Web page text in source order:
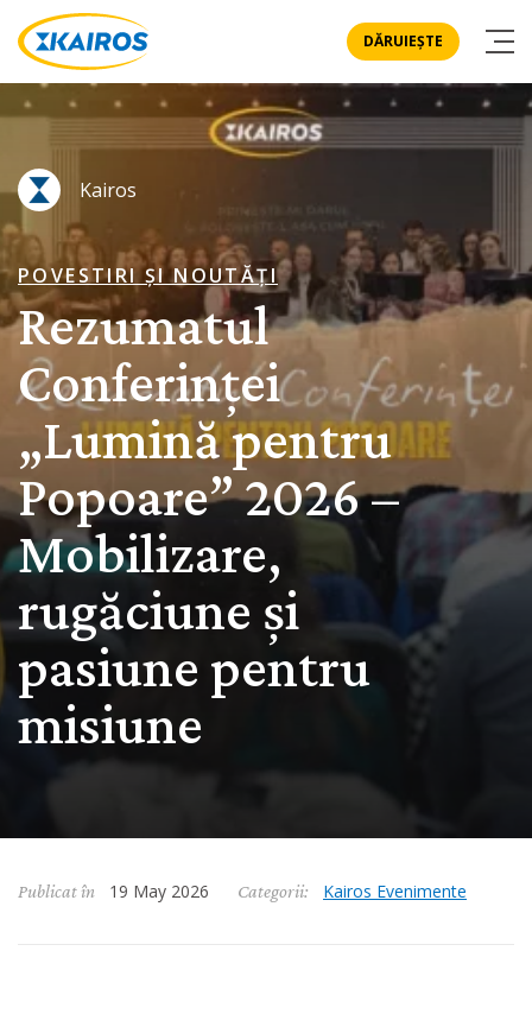
DĂRUIEȘTE
Kairos
POVESTIRI ȘI NOUTĂȚI
Rezumatul
Conferinței
„Lumină pentru
Popoare” 2026 –
Mobilizare,
rugăciune și
pasiune pentru
misiune
Publicat în 19 May 2026 May 19, 2026
Categorii: Kairos Evenimente